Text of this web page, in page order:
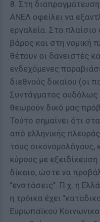
8. Στη
ΑΝΕΛ οφείλει να
εργαλεία. Στο
βάρος και στη νομική
θέτουν οι δανειστές
ενδεχόμενες
διεθνούς δικαίου (οι
Συντάγματος ουδόλως
θεωρούν δικό μας
Τούτο σημαίνει ότι
από ελληνικής
τους οικονομολόγους,
κύρους με
δίκαιο, ώστε να
"ενστάσεις". Π.χ. η
η τρόικα έχει
Ευρωπαϊκού